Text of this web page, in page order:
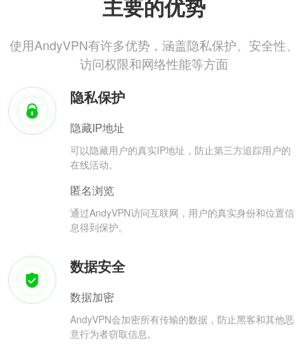
主要的优势
使用AndyVPN有许多优势，涵盖隐私保护、安全性、
访问权限和网络性能等方面
隐私保护
隐藏IP地址
可以隐藏用户的真实IP地址，防止第三方追踪用户的
在线活动。
匿名浏览
通过AndyVPN访问互联网，用户的真实身份和位置信
息得到保护。
数据安全
数据加密
AndyVPN会加密所有传输的数据，防止黑客和其他恶
意行为者窃取信息。